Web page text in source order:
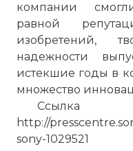
компании
равной
изобретений,
надежности
истекшие годы в
множество
Ссылка
http://
sony-1029521